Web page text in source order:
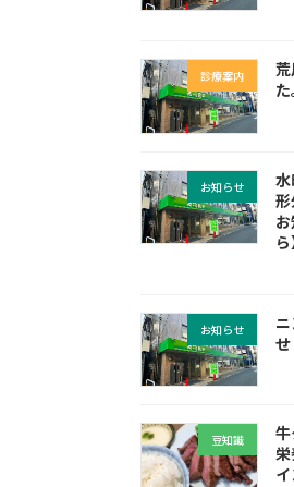
診療案内
た
お知らせ
ら
お知らせ
せ
豆知識